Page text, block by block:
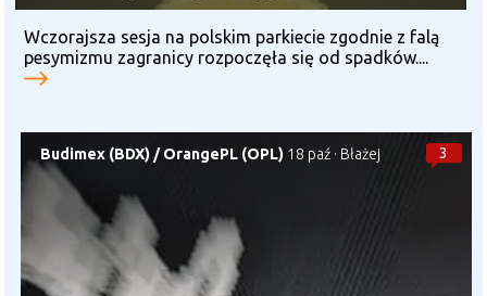
Wczorajsza sesja na polskim parkiecie zgodnie z falą
pesymizmu zagranicy rozpoczęła się od spadków....
3
Budimex (BDX) /OrangePL (OPL) 18 paź · Błażej